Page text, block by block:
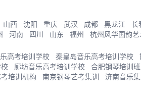
山西 沈阳 重庆 武汉 成都 黑龙江 长
河南 四川 山东 福州 杭州风华国韵
高考培训学校 秦皇岛音乐高考培训学校
廊坊音乐高考培训学校 合肥钢琴培训班
培训机构 南京钢琴艺考集训 济南音乐